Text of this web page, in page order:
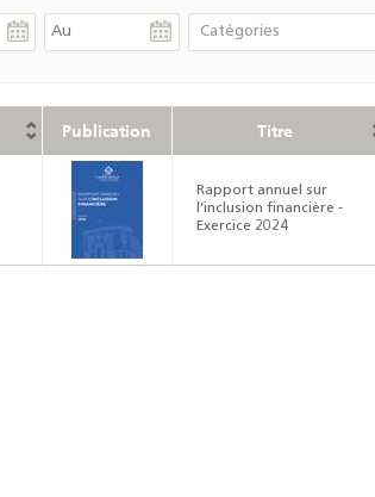
Publication Titre
Rapport annuel sur
l’inclusion financière -
Exercice 2024